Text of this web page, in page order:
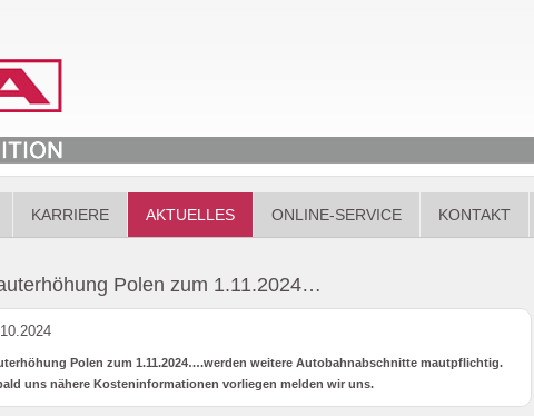
KARRIERE AKTUELLES ONLINE-SERVICE KONTAKT
Polen zum 1.11.2024…
Polen zum 1.11.2024….werden weitere Autobahnabschnitte mautpflichtig.
uns nähere Kosteninformationen vorliegen melden wir uns.